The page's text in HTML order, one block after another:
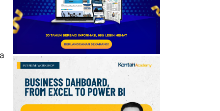
7
AS Kehilangan 23.000
Pekerjaan pada Juli,
Tekanan terhadap The
Fed Menguat
8
Harga Emas Melonjak
2,6%, Tembus Level
Tertinggi dalam 7 Pekan